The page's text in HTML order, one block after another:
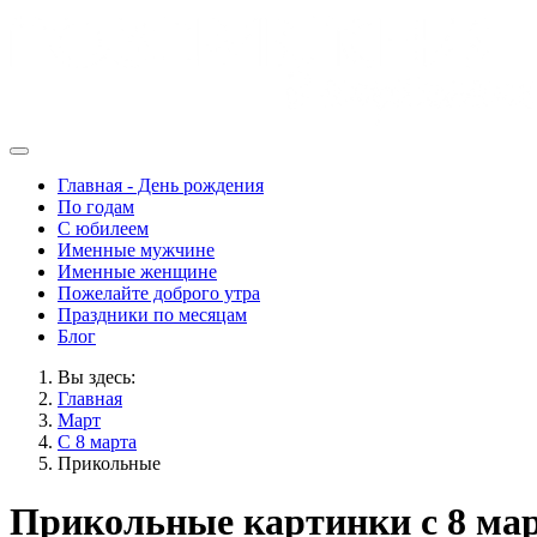
Главная - День рождения
По годам
С юбилеем
Именные мужчине
Именные женщине
Пожелайте доброго утра
Праздники по месяцам
Блог
Вы здесь:
Главная
Март
С 8 марта
Прикольные
Прикольные картинки с 8